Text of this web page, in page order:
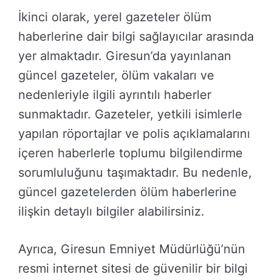
İkinci olarak, yerel gazeteler ölüm
haberlerine dair bilgi sağlayıcılar arasında
yer almaktadır. Giresun’da yayınlanan
güncel gazeteler, ölüm vakaları ve
nedenleriyle ilgili ayrıntılı haberler
sunmaktadır. Gazeteler, yetkili isimlerle
yapılan röportajlar ve polis açıklamalarını
içeren haberlerle toplumu bilgilendirme
sorumluluğunu taşımaktadır. Bu nedenle,
güncel gazetelerden ölüm haberlerine
ilişkin detaylı bilgiler alabilirsiniz.
Ayrıca, Giresun Emniyet Müdürlüğü’nün
resmi internet sitesi de güvenilir bir bilgi